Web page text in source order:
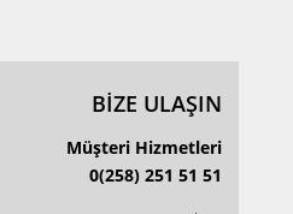
BİZE ULAŞIN
Müşteri Hizmetleri
0(258) 251 51 51